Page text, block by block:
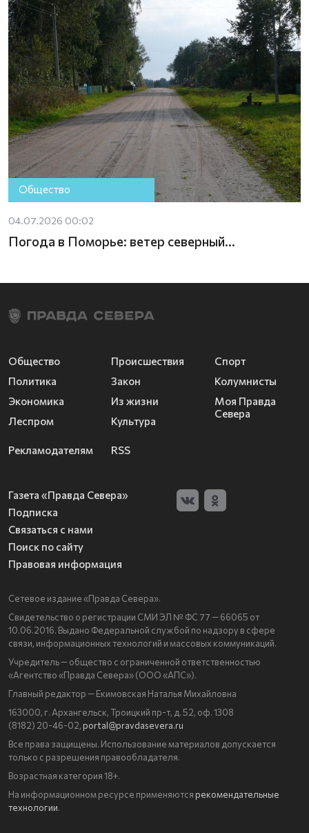
Общество
04.07.2026 00:02
Погода в Поморье: ветер северный...
Общество
Политика
Экономика
Леспром
Происшествия
Закон
Из жизни
Культура
Спорт
Колумнисты
Моя Правда
Севера
Рекламодателям RSS
Газета «Правда Севера»
Подписка
Связаться с нами
Поиск по сайту
Правовая информация
Сетевое издание «Правда Севера».
Свидетельство о регистрации СМИ ЭЛ № ФС 77 — 66065 от
10.06.2016. Выдано Федеральной службой по надзору в сфере
связи, информационных технологий и массовых коммуникаций.
Учредитель — общество с ограниченной ответственностью
«Агентство «Правда Севера» (ООО «АПС»).
Главный редактор — Екимовская Наталья Михайловна
163000, г. Архангельск, Троицкий пр-т, д. 52, оф. 1308
(8182) 20-46-02, portal@pravdasevera.ru
Все права защищены. Использование материалов допускается
только с разрешения правообладателя.
Возрастная категория 18+.
На информационном ресурсе применяются рекомендательные
технологии.